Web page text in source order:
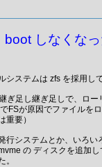
boot しなくな
システムは zfs を採用し
ぎ足し継ぎ足しで、ロ
FSが原因でファイルを
重要）
行システムとか、いろい
の ディスクを追加
。